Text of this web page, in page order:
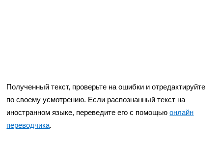
Полученный текст, проверьте на ошибки и отредактируйте
по своему усмотрению. Если распознанный текст на
иностранном языке, переведите его с помощьюонлайн
переводчика.